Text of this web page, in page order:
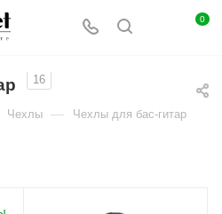
0
16
Чехлы — Чехлы для бас-гитар